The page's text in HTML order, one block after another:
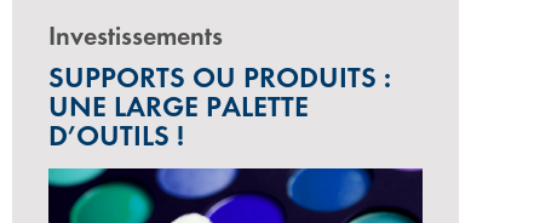
Investissements
SUPPORTS OU PRODUITS :
UNE LARGE PALETTE
D’OUTILS !